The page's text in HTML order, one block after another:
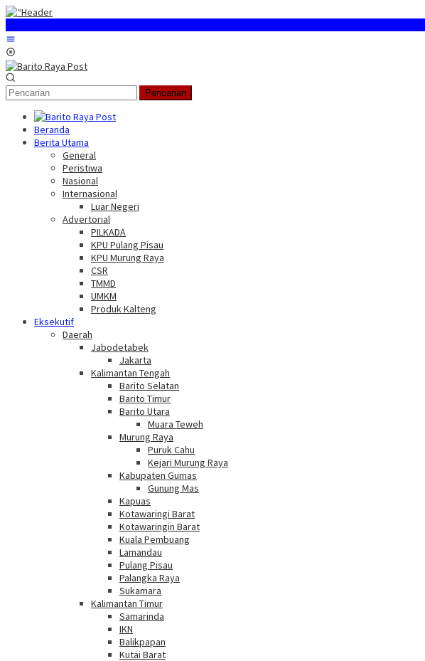
Loncat
konten
Pencarian
Beranda
Berita Utama
General
Peristiwa
Nasional
Internasional
Luar Negeri
Advertorial
PILKADA
KPU Pulang Pisau
KPU Murung Raya
CSR
TMMD
UMKM
Produk Kalteng
Eksekutif
Daerah
Jabodetabek
Jakarta
Kalimantan Tengah
Barito Selatan
Barito Timur
Barito Utara
Muara Teweh
Murung Raya
Puruk Cahu
Kejari Murung Raya
Kabupaten Gumas
Gunung Mas
Kapuas
Kotawaringi Barat
Kotawaringin Barat
Kuala Pembuang
Lamandau
Pulang Pisau
Palangka Raya
Sukamara
Kalimantan Timur
Samarinda
IKN
Balikpapan
Kutai Barat